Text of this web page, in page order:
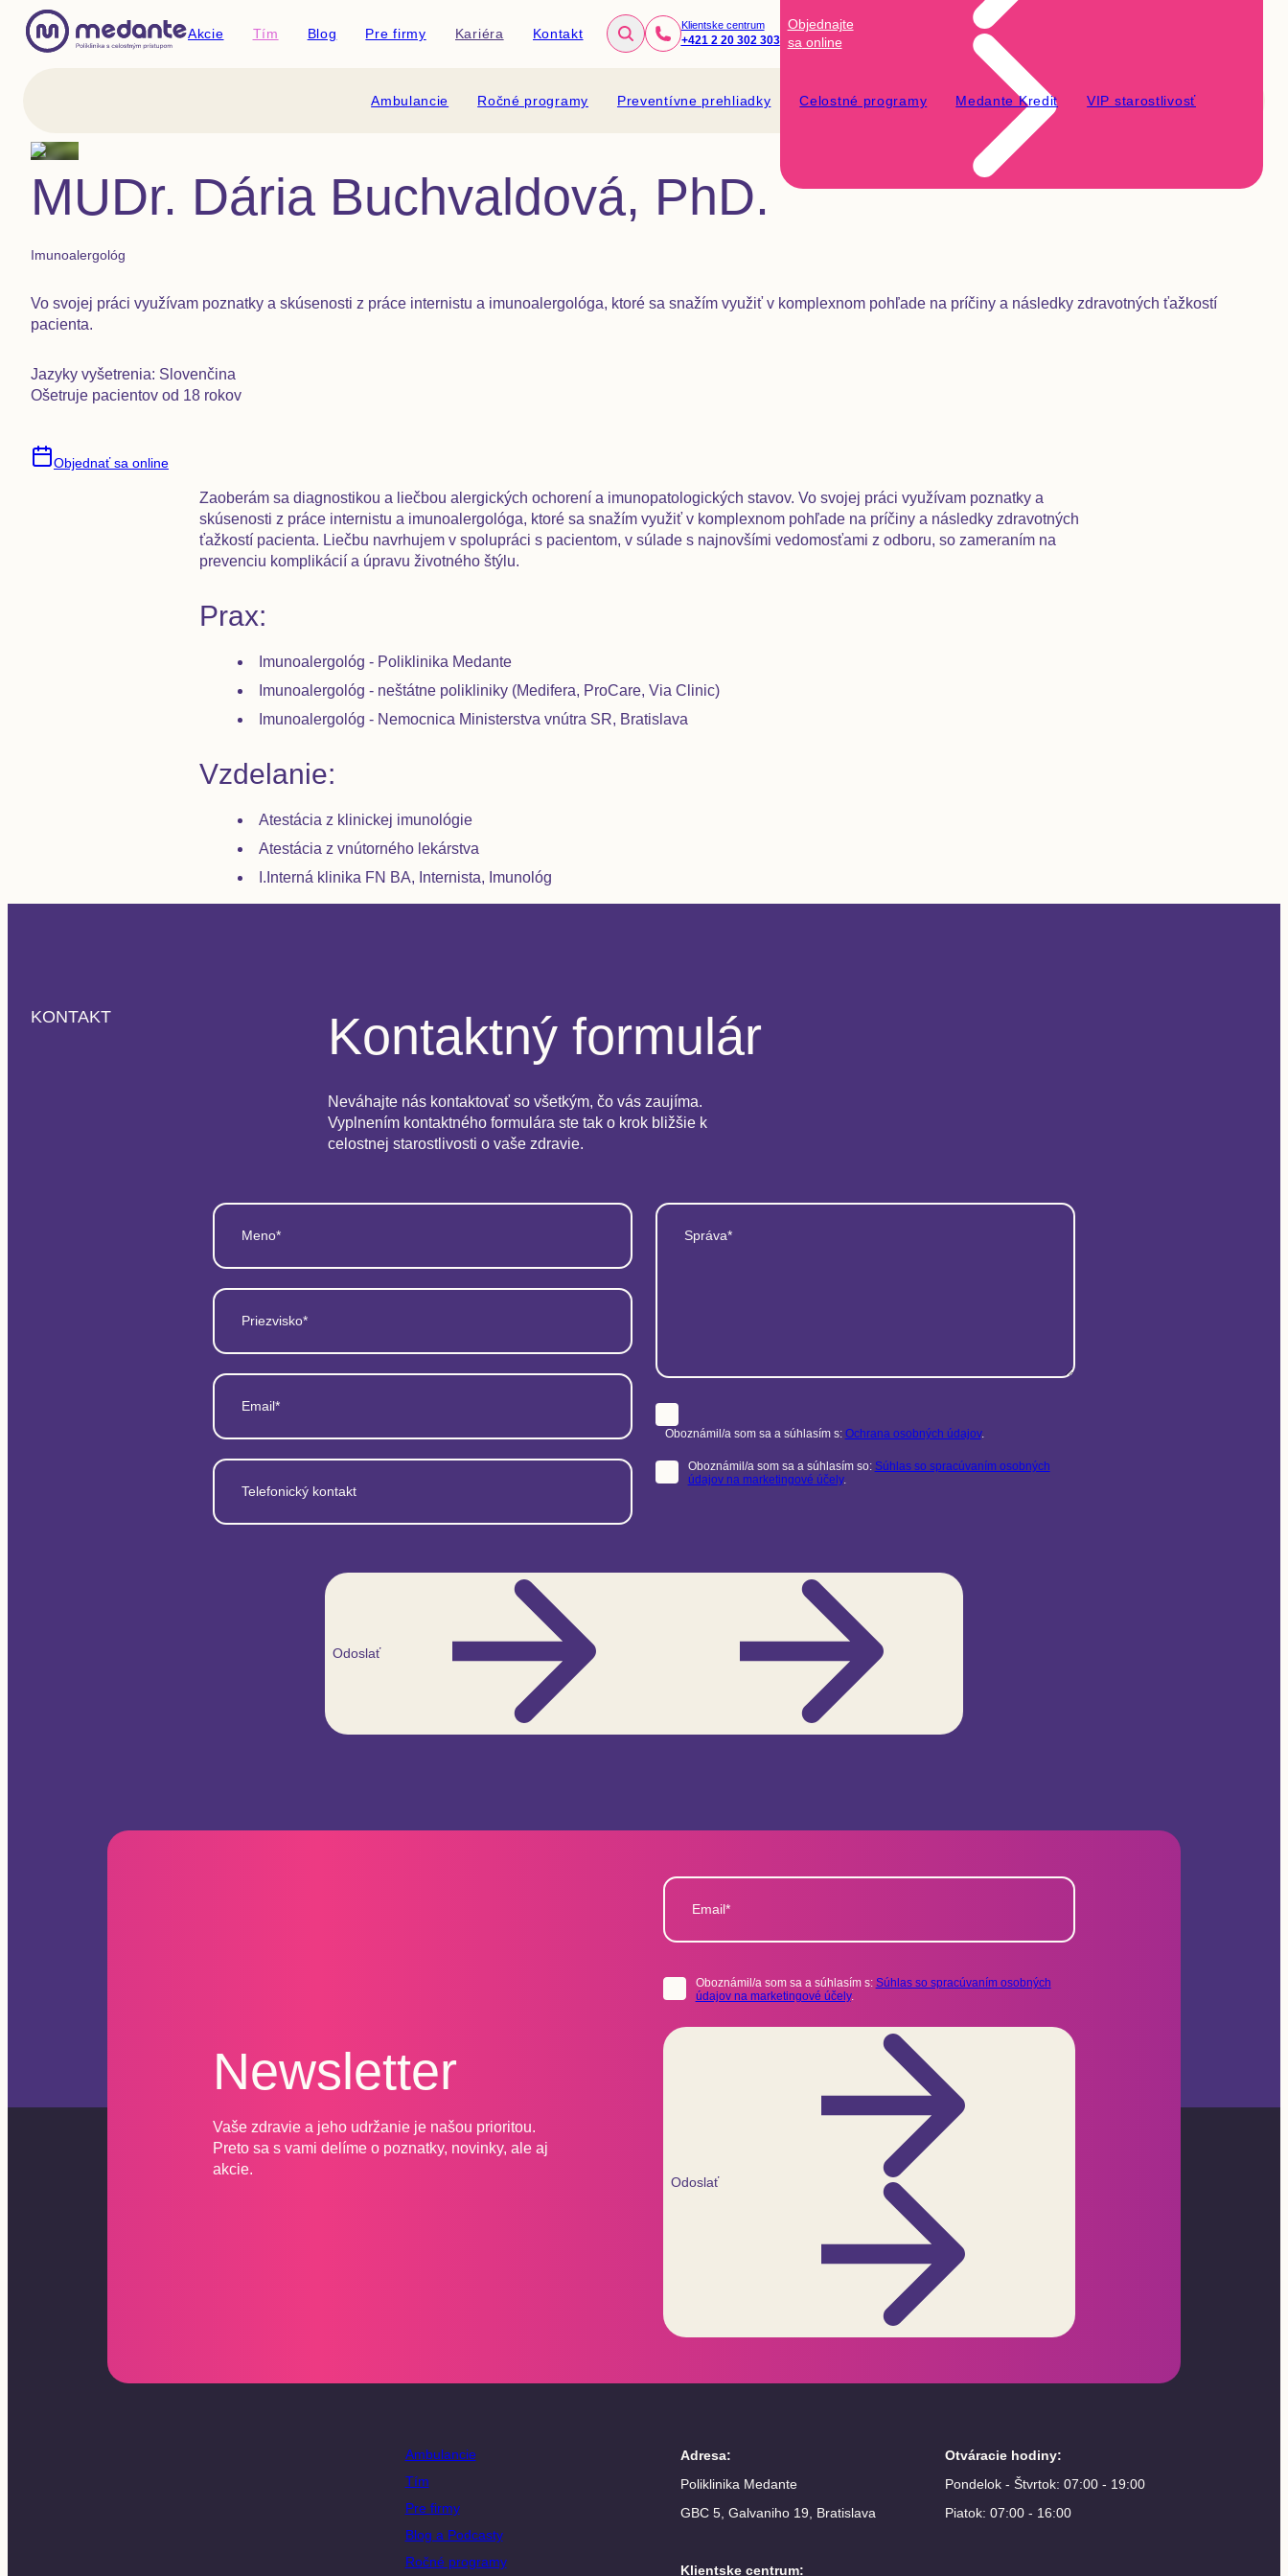
Akcie Tím Blog Pre firmy Kariéra Kontakt
Klientske centrum
+421 2 20 302 303
Objednajte
sa online
Ambulancie Ročné programy Preventívne prehliadky Celostné programy Medante Kredit VIP starostlivosť
MUDr. Dária Buchvaldová, PhD.
Imunoalergológ
Vo svojej práci využívam poznatky a skúsenosti z práce internistu a imunoalergológa, ktoré sa snažím využiť v komplexnom pohľade na príčiny a následky zdravotných ťažkostí
pacienta.
Jazyky vyšetrenia: Slovenčina
Ošetruje pacientov od 18 rokov
Objednať sa online
Zaoberám sa diagnostikou a liečbou alergických ochorení a imunopatologických stavov. Vo svojej práci využívam poznatky a
skúsenosti z práce internistu a imunoalergológa, ktoré sa snažím využiť v komplexnom pohľade na príčiny a následky zdravotných
ťažkostí pacienta. Liečbu navrhujem v spolupráci s pacientom, v súlade s najnovšími vedomosťami z odboru, so zameraním na
prevenciu komplikácií a úpravu životného štýlu.
Prax:
Imunoalergológ - Poliklinika Medante
Imunoalergológ - neštátne polikliniky (Medifera, ProCare, Via Clinic)
Imunoalergológ - Nemocnica Ministerstva vnútra SR, Bratislava
Vzdelanie:
Atestácia z klinickej imunológie
Atestácia z vnútorného lekárstva
I.Interná klinika FN BA, Internista, Imunológ
KONTAKT Kontaktný formulár
Neváhajte nás kontaktovať so všetkým, čo vás zaujíma.
Vyplnením kontaktného formulára ste tak o krok bližšie k
celostnej starostlivosti o vaše zdravie.
Meno*
Priezvisko*
Email*
Telefonický kontakt
Správa*
Oboznámil/a som sa a súhlasím s: Ochrana osobných údajov.
Oboznámil/a som sa a súhlasím so: Súhlas so spracúvaním osobných
údajov na marketingové účely.
Odoslať
Newsletter
Vaše zdravie a jeho udržanie je našou prioritou.
Preto sa s vami delíme o poznatky, novinky, ale aj
akcie.
Email*
Oboznámil/a som sa a súhlasím s: Súhlas so spracúvaním osobných
údajov na marketingové účely.
Odoslať
Ambulancie
Tím
Pre firmy
Blog a Podcasty
Ročné programy
Adresa:
Poliklinika Medante
GBC 5, Galvaniho 19, Bratislava
Otváracie hodiny:
Pondelok - Štvrtok: 07:00 - 19:00
Piatok: 07:00 - 16:00
Klientske centrum: